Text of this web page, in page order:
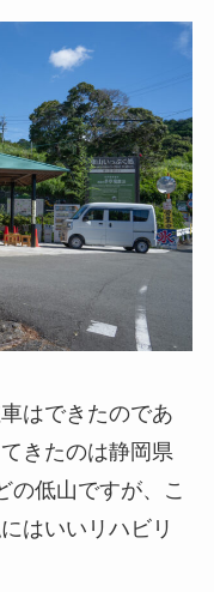
はできたのであ
きたのは静岡県
の低山ですが、こ
はいいリハビリ